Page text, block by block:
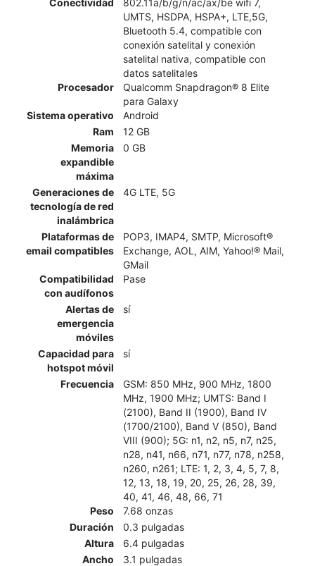
UMTS, HSDPA, HSPA+, LTE,5G,
Bluetooth 5.4, compatible con
conexión satelital y conexión
satelital nativa, compatible con
datos satelitales​​​​​​​
Procesador
Qualcomm Snapdragon® 8 Elite
para Galaxy
Sistema operativo
Android
Ram
12 GB
Memoria
expandible
máxima
0 GB
Generaciones de
tecnología de red
inalámbrica
4G LTE, 5G
Plataformas de
email compatibles
POP3, IMAP4, SMTP, Microsoft®
Exchange, AOL, AIM, Yahoo!® Mail,
GMail
Compatibilidad
con audífonos
Pase
Alertas de
emergencia
móviles
sí
Capacidad para
hotspot móvil
sí
Frecuencia
GSM: 850 MHz, 900 MHz, 1800
MHz, 1900 MHz; UMTS: Band I
(2100), Band II (1900), Band IV
(1700/2100), Band V (850), Band
VIII (900); 5G: n1, n2, n5, n7, n25,
n28, n41, n66, n71, n77, n78, n258,
n260, n261; LTE: 1, 2, 3, 4, 5, 7, 8,
12, 13, 18, 19, 20, 25, 26, 28, 39,
40, 41, 46, 48, 66, 71
Peso
7.68 onzas
Duración
0.3 pulgadas
Altura
6.4 pulgadas
Ancho
3.1 pulgadas